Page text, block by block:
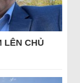
LÊN CHỦ